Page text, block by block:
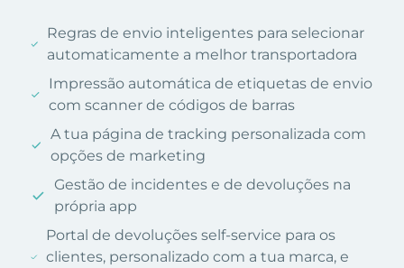
Regras de envio inteligentes para selecionar
automaticamente a melhor transportadora
Impressão automática de etiquetas de envio
com scanner de códigos de barras
A tua página de tracking personalizada com
opções de marketing
Gestão de incidentes e de devoluções na
própria app
Portal de devoluções self-service para os
clientes, personalizado com a tua marca, e